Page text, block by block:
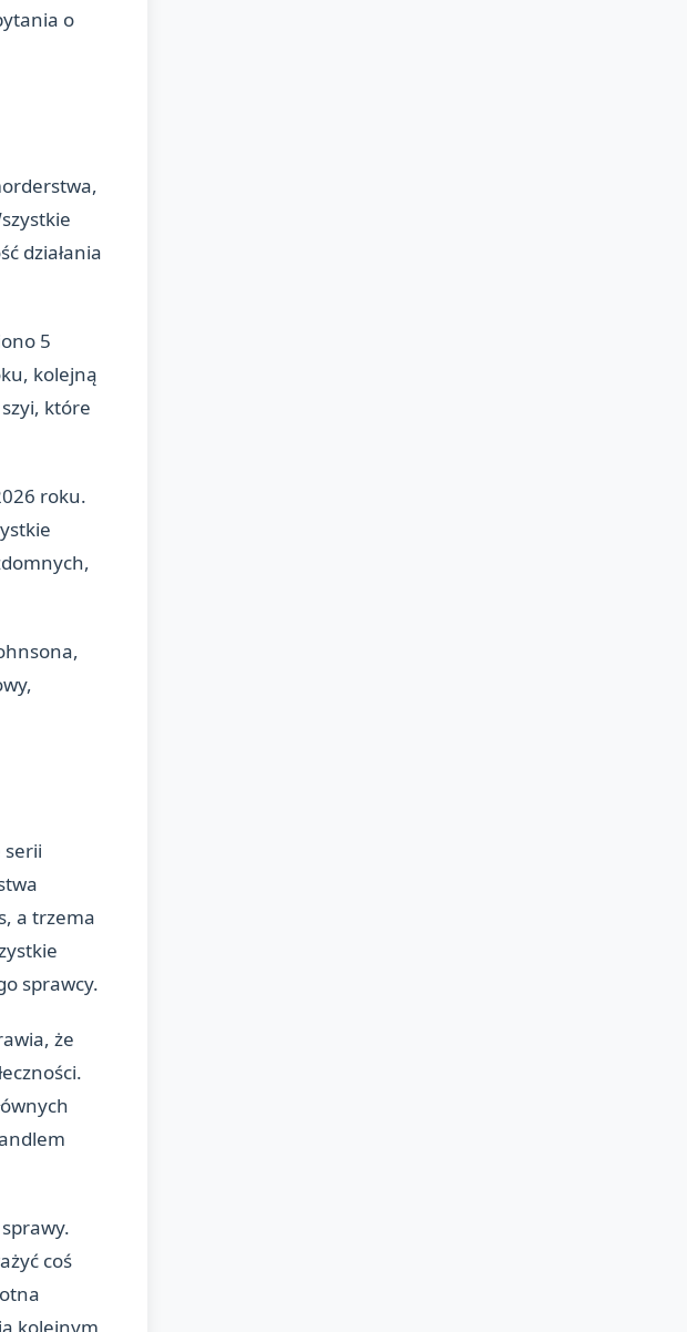
o
działania
5
kolejną
które
roku.
serii
a trzema
sprawcy.
że
coś